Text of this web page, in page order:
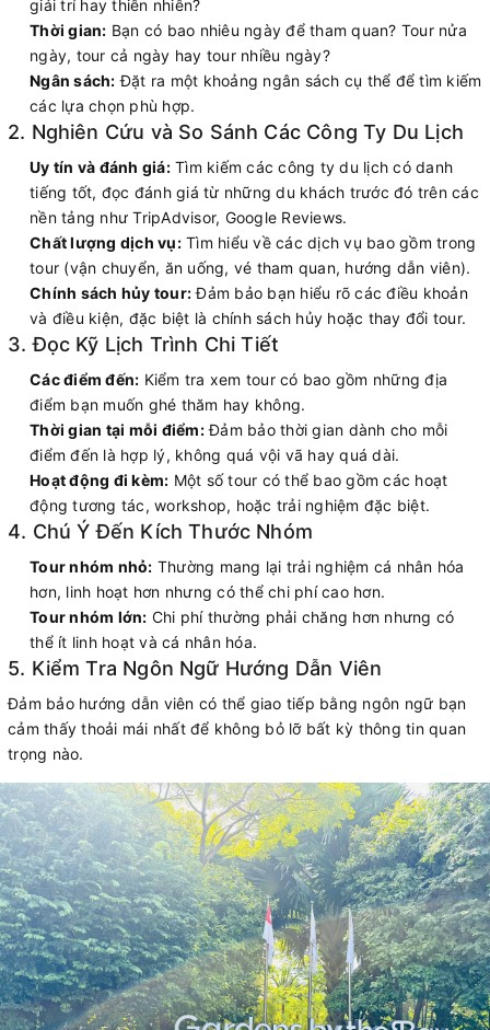
giải trí hay thiên nhiên?
Thời gian: Bạn có bao nhiêu ngày để tham quan? Tour nửa
ngày, tour cả ngày hay tour nhiều ngày?
Ngân sách: Đặt ra một khoảng ngân sách cụ thể để tìm kiếm
các lựa chọn phù hợp.
2. Nghiên Cứu và So Sánh Các Công Ty Du Lịch
Uy tín và đánh giá:Tìm kiếm các công ty du lịch có danh
tiếng tốt, đọc đánh giá từ những du khách trước đó trên các
nền tảng như TripAdvisor, Google Reviews.
Chất lượng dịch vụ:Tìm hiểu về các dịch vụ bao gồm trong
tour (vận chuyển, ăn uống, vé tham quan, hướng dẫn viên).
Chính sách hủy tour:Đảm bảo bạn hiểu rõ các điều khoản
và điều kiện, đặc biệt là chính sách hủy hoặc thay đổi tour.
3. Đọc Kỹ Lịch Trình Chi Tiết
Các điểm đến: Kiểm tra xem tour có bao gồm những địa
điểm bạn muốn ghé thăm hay không.
Thời gian tại mỗi điểm:Đảm bảo thời gian dành cho mỗi
điểm đến là hợp lý, không quá vội vã hay quá dài.
Hoạt động đi kèm: Một số tour có thể bao gồm các hoạt
động tương tác, workshop, hoặc trải nghiệm đặc biệt.
4. Chú Ý Đến Kích Thước Nhóm
Tour nhóm nhỏ: Thường mang lại trải nghiệm cá nhân hóa
hơn, linh hoạt hơn nhưng có thể chi phí cao hơn.
Tour nhóm lớn: Chi phí thường phải chăng hơn nhưng có
thể ít linh hoạt và cá nhân hóa.
5. Kiểm Tra Ngôn Ngữ Hướng Dẫn Viên
Đảm bảo hướng dẫn viên có thể giao tiếp bằng ngôn ngữ bạn
cảm thấy thoải mái nhất để không bỏ lỡ bất kỳ thông tin quan
trọng nào.